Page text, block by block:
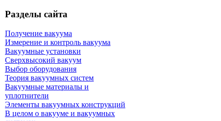
Разделы сайта
Получение вакуума
Измерение и контроль вакуума
Вакуумные установки
Сверхвысокий вакуум
Выбор оборудования
Теория вакуумных систем
Вакуумные материалы и
уплотнители
Элементы вакуумных конструкций
В целом о вакууме и вакуумных